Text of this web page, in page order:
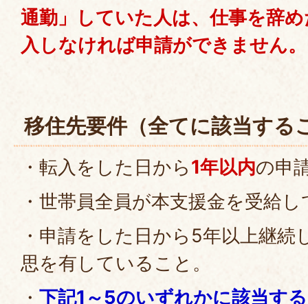
通勤」していた人は、仕事を辞
入しなければ申請ができません
移住先要件（全てに該当する
・転入をした日から1年以内の申
・世帯員全員が本支援金を受給
・申請をした日から5年以上継続
思を有していること。
・ 下記1～5のいずれかに該当す